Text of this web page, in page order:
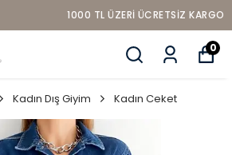
TL ÜZERI ÜCRETSIZ KARGO
0
Kadın Dış Giyim Kadın Ceket